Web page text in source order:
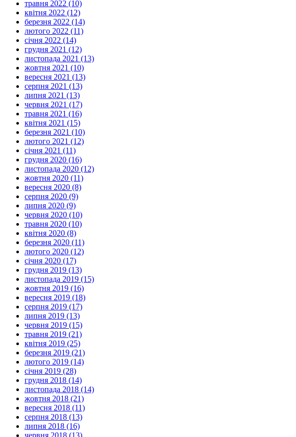
травня 2022 (10)
квітня 2022 (12)
березня 2022 (14)
лютого 2022 (11)
січня 2022 (14)
грудня 2021 (12)
листопада 2021 (13)
жовтня 2021 (10)
вересня 2021 (13)
серпня 2021 (13)
липня 2021 (13)
червня 2021 (17)
травня 2021 (16)
квітня 2021 (15)
березня 2021 (10)
лютого 2021 (12)
січня 2021 (11)
грудня 2020 (16)
листопада 2020 (12)
жовтня 2020 (11)
вересня 2020 (8)
серпня 2020 (9)
липня 2020 (9)
червня 2020 (10)
травня 2020 (10)
квітня 2020 (8)
березня 2020 (11)
лютого 2020 (12)
січня 2020 (17)
грудня 2019 (13)
листопада 2019 (15)
жовтня 2019 (16)
вересня 2019 (18)
серпня 2019 (17)
липня 2019 (13)
червня 2019 (15)
травня 2019 (21)
квітня 2019 (25)
березня 2019 (21)
лютого 2019 (14)
січня 2019 (28)
грудня 2018 (14)
листопада 2018 (14)
жовтня 2018 (21)
вересня 2018 (11)
серпня 2018 (13)
липня 2018 (16)
червня 2018 (13)